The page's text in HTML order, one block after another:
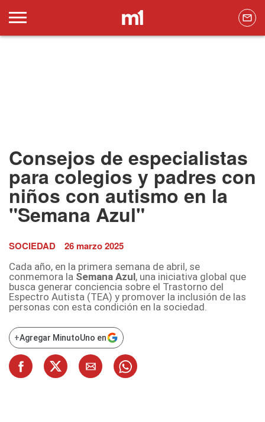
Consejos de especialistas
para colegios y padres con
niños con autismo en la
"Semana Azul"
SOCIEDAD 26 marzo 2025
Cada año, en la primera semana de abril, se
conmemora la Semana Azul, una iniciativa global que
busca generar conciencia sobre el Trastorno del
Espectro Autista (TEA) y promover la inclusión de las
personas con esta condición en la sociedad.
+Agregar MinutoUno en